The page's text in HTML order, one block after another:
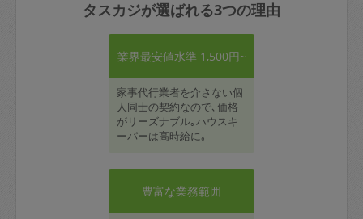
タスカジが選ばれる3つの理由
業界最安値水準 1,500円~
家事代行業者を介さない個
人同士の契約なので､価格
がリーズナブル｡ハウスキ
ーパーは高時給に｡
豊富な業務範囲